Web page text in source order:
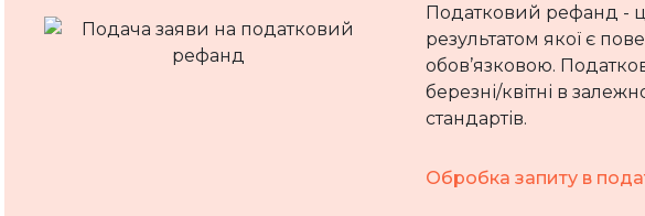
Податковий рефанд - це
результатом якої є
обов’язковою.
березні/квітні в
стандартів.
Обробка запиту в